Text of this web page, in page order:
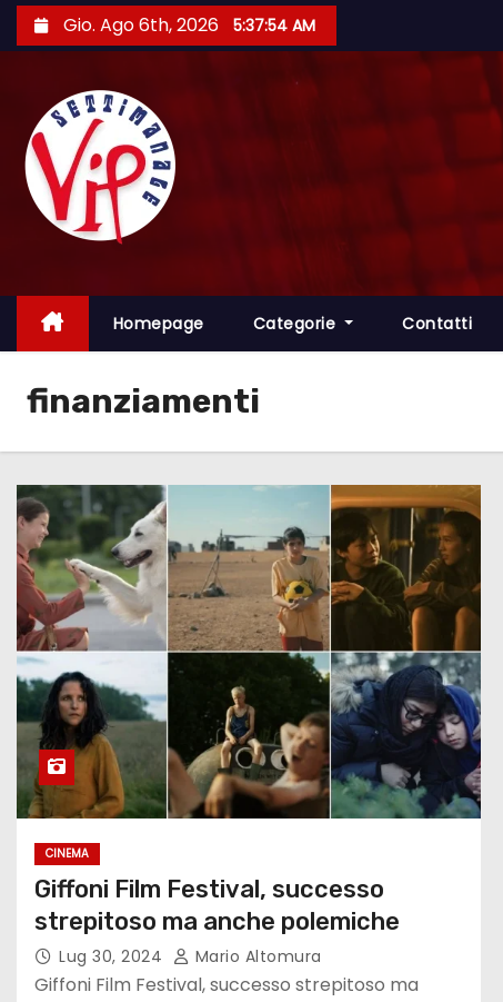
a
n
e
t
Gio. Ago 6th, 2026 5:37:55 AM
Homepage Categorie Contatti
finanziamenti
CINEMA
Giffoni Film Festival, successo
strepitoso ma anche polemiche
Lug 30, 2024 Mario Altomura
Giffoni Film Festival, successo strepitoso ma